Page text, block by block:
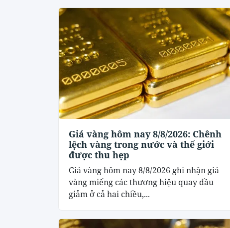
Giá vàng hôm nay 8/8/2026: Chênh
lệch vàng trong nước và thế giới
được thu hẹp
Giá vàng hôm nay 8/8/2026 ghi nhận giá
vàng miếng các thương hiệu quay đầu
giảm ở cả hai chiều,...